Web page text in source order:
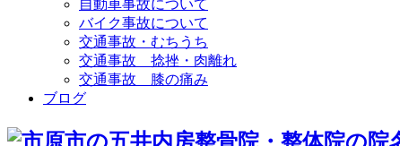
自動車事故について
バイク事故について
交通事故・むちうち
交通事故 捻挫・肉離れ
交通事故 膝の痛み
ブログ